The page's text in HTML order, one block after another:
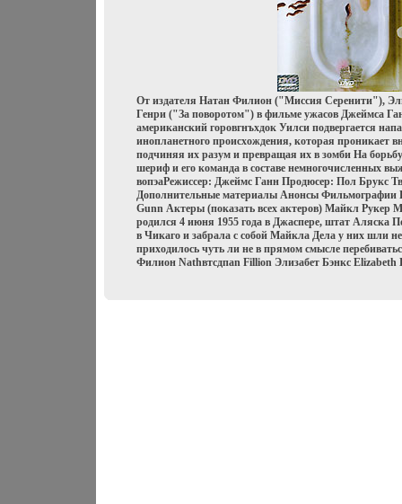
От издателя Натан Филион ("Миссия Серенити"),
Генри ("За поворотом") в фильме ужасов Джеймса
американский горовгнъхдок Уилси подвергается
инопланетного происхождения, которая проникает
подчиняя их разум и превращая их в зомби На
шериф и его команда в составе немногочисленных
вопэаРежиссер: Джеймс Ганн Продюсер: Пол Брукс
Дополнительные материалы Анонсы Фильмографии
Gunn Актеры (показать всех актеров) Майкл Рукер
родился 4 июня 1955 года в Джаспере, штат Аляска
в Чикаго и забрала с собой Майкла Дела у них шли
приходилось чуть ли не в прямом смысле
Филион Nathвтсдпan Fillion Элизабет Бэнкс Elizabeth